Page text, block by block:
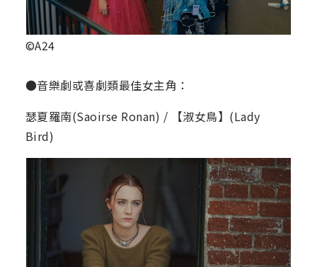
©A24
●音樂劇或喜劇類最佳女主角：
瑟夏羅南(Saoirse Ronan) / 【淑女鳥】(Lady
Bird)